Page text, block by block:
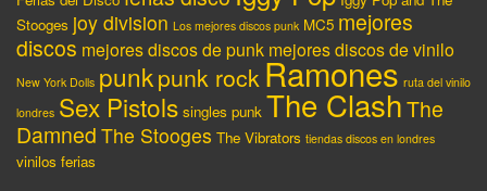
Stooges joy division Los mejores discos punk MC5 mejores
discos mejores discos de punk mejores discos de vinilo
New York Dolls punkpunk rock Ramones ruta del vinilo
londres Sex Pistols singles punk The ClashThe
Damned The Stooges The Vibrators tiendas discos en londres
vinilos ferias